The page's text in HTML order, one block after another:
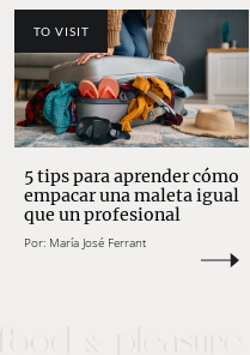
TO VISIT
5 tips para aprender cómo
empacar una maleta igual
que un profesional
Por: María José Ferrant